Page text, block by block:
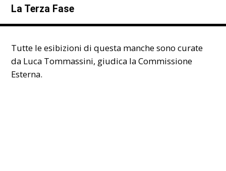
La Terza Fase
Tutte le esibizioni di questa manche sono curate
da Luca Tommassini, giudica la Commissione
Esterna.